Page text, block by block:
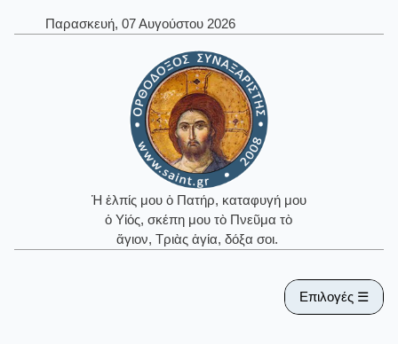
Παρασκευή, 07 Αυγούστου 2026
Ἡ ἐλπίς μου ὁ Πατήρ, καταφυγή μου
ὁ Υἱός, σκέπη μου τὸ Πνεῦμα τὸ
ἅγιον, Τριὰς ἁγία, δόξα σοι.
Επιλογές ☰